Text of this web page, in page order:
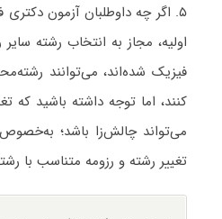
۵. اگر چه داوطلبان آزمون
اولیه، مجاز به انتخاب رشته
فیزیک شده‌اند، می‌توانند
کنند، اما توجه داشته باشید که
می‌تواند چالش‌زا باشد؛
تغییر رشته و رزومه متناسب با